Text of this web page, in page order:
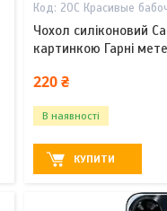
20С Красивые
Чохол силіконовий
картинкою Гарні
220 ₴
В наявності
КУПИТИ